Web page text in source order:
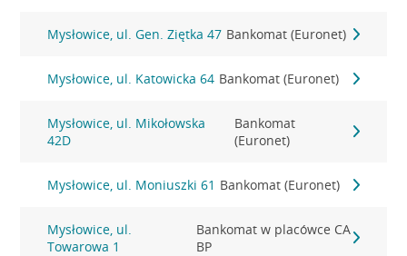
Mysłowice, ul. Gen. Ziętka 47 Bankomat (Euronet)
Mysłowice, ul. Katowicka 64 Bankomat (Euronet)
Mysłowice, ul. Mikołowska
42D
Bankomat
(Euronet)
Mysłowice, ul. Moniuszki 61 Bankomat (Euronet)
Mysłowice, ul.
Towarowa 1
Bankomat w placówce CA
BP